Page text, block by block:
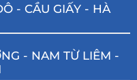
- CẦU GIẤY - HÀ
- NAM TỪ LIÊM -